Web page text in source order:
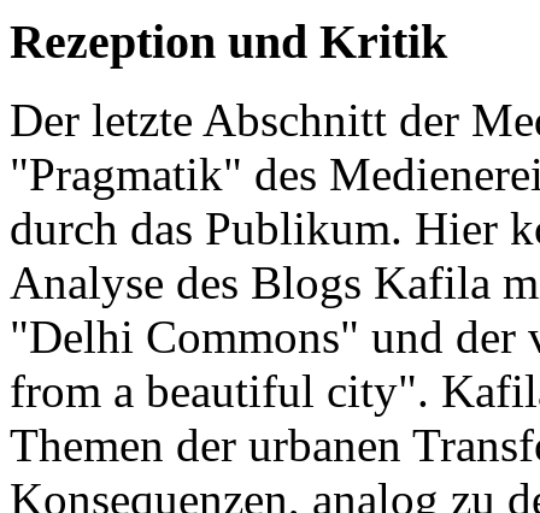
Rezeption und Kritik
Der letzte Abschnitt der
"Pragmatik" des
durch das Publikum. Hier
Analyse des Blogs Kafila
"Delhi Commons" und der
from a beautiful city".
Themen der urbanen
Konsequenzen, analog zu